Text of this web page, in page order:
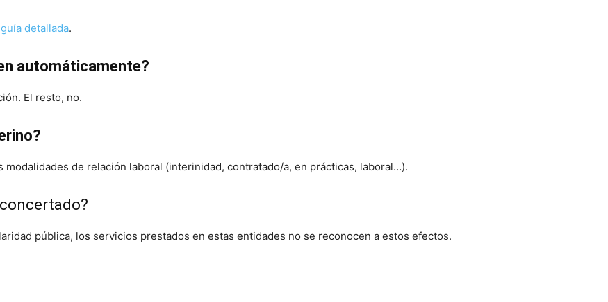
guía detallada.
automáticamente?
El resto, no.
de relación laboral (interinidad, contratado/a, en prácticas, laboral…).
pública, los servicios prestados en estas entidades no se reconocen a estos efectos.